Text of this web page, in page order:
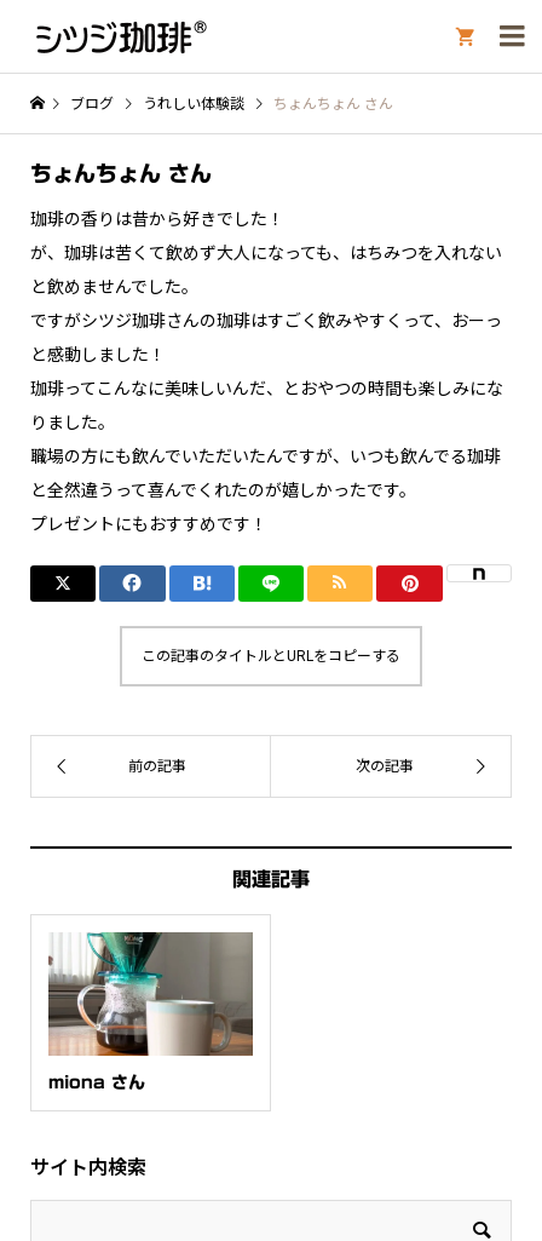

ブログ うれしい体験談 ちょんちょん さん
ちょんちょん さん
珈琲の香りは昔から好きでした！
が、珈琲は苦くて飲めず大人になっても、はちみつを入れない
と飲めませんでした。
ですがシツジ珈琲さんの珈琲はすごく飲みやすくって、おーっ
と感動しました！
珈琲ってこんなに美味しいんだ、とおやつの時間も楽しみにな
りました。
職場の方にも飲んでいただいたんですが、いつも飲んでる珈琲
と全然違うって喜んでくれたのが嬉しかったです。
プレゼントにもおすすめです！
この記事のタイトルとURLをコピーする
関連記事
miona さん
サイト内検索